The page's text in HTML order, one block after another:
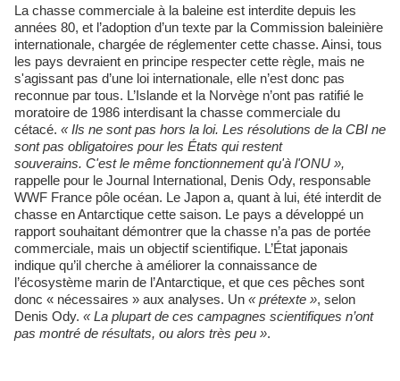
La chasse commerciale à la baleine est interdite depuis les
années 80, et l’adoption d’un texte par la Commission baleinière
internationale, chargée de réglementer cette chasse. Ainsi, tous
les pays devraient en principe respecter cette règle, mais ne
s'agissant pas d’une loi internationale, elle n’est donc pas
reconnue par tous. L’Islande et la Norvège n’ont pas ratifié le
moratoire de 1986 interdisant la chasse commerciale du
cétacé. « Ils ne sont pas hors la loi. Les résolutions de la CBI ne
sont pas obligatoires pour les États qui restent
souverains. C'est le même fonctionnement qu'à l'ONU »,
rappelle pour le Journal International, Denis Ody, responsable
WWF France pôle océan. Le Japon a, quant à lui, été interdit de
chasse en Antarctique cette saison. Le pays a développé un
rapport souhaitant démontrer que la chasse n’a pas de portée
commerciale, mais un objectif scientifique. L’État japonais
indique qu’il cherche à améliorer la connaissance de
l’écosystème marin de l’Antarctique, et que ces pêches sont
donc « nécessaires » aux analyses. Un « prétexte », selon
Denis Ody. « La plupart de ces campagnes scientifiques n’ont
pas montré de résultats, ou alors très peu ».